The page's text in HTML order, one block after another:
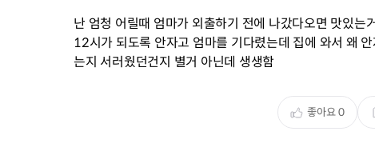
난 엄청 어릴때 엄마가 외출하기 전에 나갔다오면 맛있
12시가 되도록 안자고 엄마를 기다렸는데 집에 와서 왜
는지 서러웠던건지 별거 아닌데 생생함
좋아요0